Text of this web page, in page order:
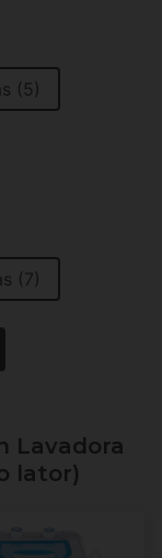
(5)
(7)
Lavadora
lator)